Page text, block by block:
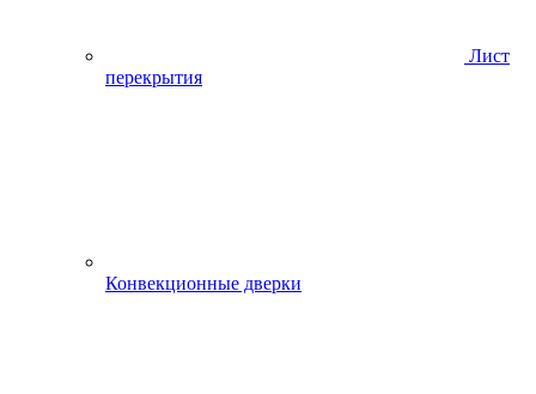
Лист
перекрытия
Конвекционные дверки